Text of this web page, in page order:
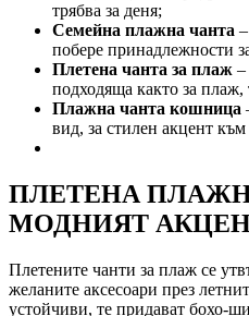
трябва за деня;
Семейна плажна чанта
побере принадлежности
Плетена чанта за плаж –
подходяща както за плаж,
Плажна чанта кошница
вид, за стилен акцент
ПЛЕТЕНА
МОДНИЯТ
Плетените чанти за плаж се
желаните аксесоари през
устойчиви, те придават бохо-